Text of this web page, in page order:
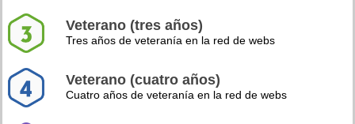
Veterano (tres años)
Tres años de veteranía en la red de webs
Veterano (cuatro años)
Cuatro años de veteranía en la red de webs